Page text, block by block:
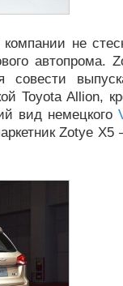
не
автопрома.
совести
Toyota Allion,
вид немецкого
Zotye